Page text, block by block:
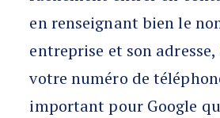
en renseignant bien le
entreprise et son
votre numéro de
important pour Google